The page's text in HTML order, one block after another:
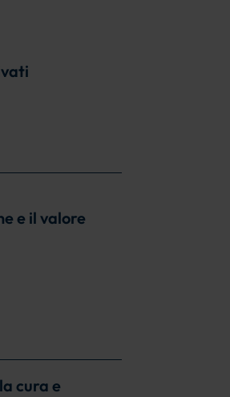
e il valore
cura e